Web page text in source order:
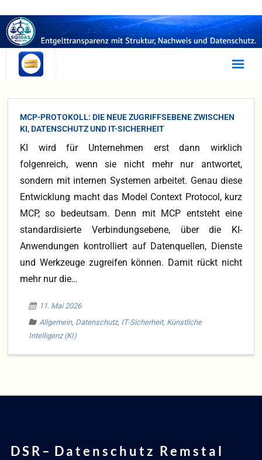
Selbsttest
Irrtümer
Beratung
Umsetzung
SQIDAS
Blog
DS-GVO
MCP-PROTOKOLL: DIE NEUE ZUGRIFFSEBENE ZWISCHEN
KI, DATENSCHUTZ UND IT-SICHERHEIT
KI wird für Unternehmen erst dann wirklich
folgenreich, wenn sie nicht mehr nur antwortet,
sondern mit internen Systemen arbeitet. Genau diese
Entwicklung macht das Model Context Protocol, kurz
MCP, so bedeutsam. Denn mit MCP entsteht eine
standardisierte Verbindungsebene, über die KI-
Anwendungen kontrolliert auf Datenquellen, Dienste
und Werkzeuge zugreifen können. Damit rückt nicht
mehr nur die…
11. Mai 2026
Allgemein, Datenschutz, IT-Sicherheit, Künstliche
Intelligenz (KI)
D S R – D a t e n s c h u t z R e m s t a l